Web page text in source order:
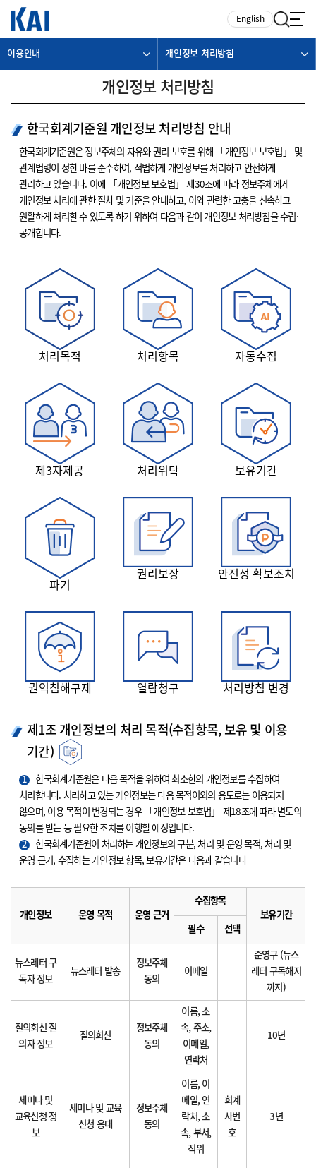
English
이용안내 개인정보 처리방침
개인정보 처리방침
한국회계기준원 개인정보 처리방침 안내
한국회계기준원은 정보주체의 자유와 권리 보호를 위해 「개인정보 보호법」 및
관계법령이 정한 바를 준수하여, 적법하게 개인정보를 처리하고 안전하게
관리하고 있습니다. 이에 「개인정보 보호법」 제30조에 따라 정보주체에게
개인정보 처리에 관한 절차 및 기준을 안내하고, 이와 관련한 고충을 신속하고
원활하게 처리할 수 있도록 하기 위하여 다음과 같이 개인정보 처리방침을 수립·
공개합니다.
처리목적 처리항목 자동수집
제3자제공 처리위탁 보유기간
파기
권리보장 안전성 확보조치
권익침해구제 열람청구 처리방침 변경
제1조 개인정보의 처리 목적(수집항목, 보유 및 이용
기간)
1
한국회계기준원은 다음 목적을 위하여 최소한의 개인정보를 수집하여
처리합니다. 처리하고 있는 개인정보는 다음 목적이외의 용도로는 이용되지
않으며, 이용 목적이 변경되는 경우 「개인정보 보호법」 제18조에 따라 별도의
동의를 받는 등 필요한 조치를 이행할 예정입니다.
2
한국회계기준원이 처리하는 개인정보의 구분, 처리 및 운영 목적, 처리 및
운영 근거, 수집하는 개인정보 항목, 보유기간은 다음과 같습니다
개인정보 운영 목적 운영 근거
수집항목
보유기간
필수
선택
뉴스레터 구
독자 정보
뉴스레터 발송
정보주체
동의
이메일
준영구 (뉴스
레터 구독해지
까지)
질의회신 질
의자 정보
질의회신
정보주체
동의
이름, 소
속, 주소,
이메일,
연락처
10년
세미나 및
교육신청 정
보
세미나 및 교육
신청 응대
정보주체
동의
이름, 이
메일, 연
락처, 소
속, 부서,
직위
회계
사번
호
3년